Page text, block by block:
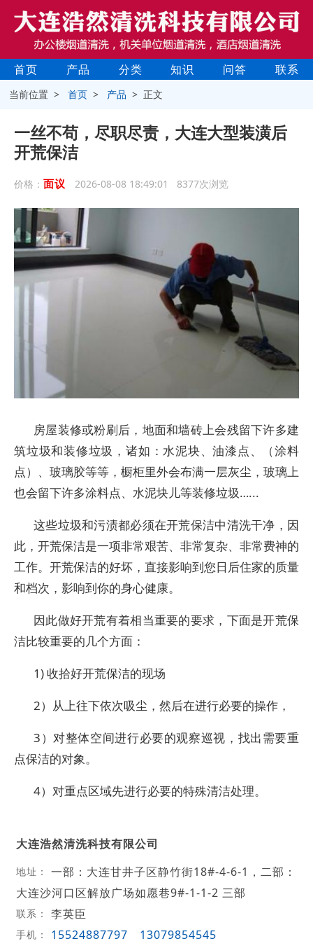
首页 产品 分类 知识 问答 联系
当前位置 >首页 > 产品 > 正文
一丝不苟，尽职尽责，大连大型装潢后
开荒保洁
价格： 面议 2026-08-08 18:49:01 8377次浏览
房屋装修或粉刷后，地面和墙砖上会残留下许多建
筑垃圾和装修垃圾，诸如：水泥块、油漆点、（涂料
点）、玻璃胶等等，橱柜里外会布满一层灰尘，玻璃上
也会留下许多涂料点、水泥块儿等装修垃圾…...
这些垃圾和污渍都必须在开荒保洁中清洗干净，因
此，开荒保洁是一项非常艰苦、非常复杂、非常费神的
工作。开荒保洁的好坏，直接影响到您日后住家的质量
和档次，影响到你的身心健康。
因此做好开荒有着相当重要的要求，下面是开荒保
洁比较重要的几个方面：
1) 收拾好开荒保洁的现场
2）从上往下依次吸尘，然后在进行必要的操作，
3）对整体空间进行必要的观察巡视，找出需要重
点保洁的对象。
4）对重点区域先进行必要的特殊清洁处理。
大连浩然清洗科技有限公司
地址：
一部：大连甘井子区静竹街18#-4-6-1，二部：
大连沙河口区解放广场如愿巷9#-1-1-2 三部
联系： 李英臣
手机： 15524887797 13079854545